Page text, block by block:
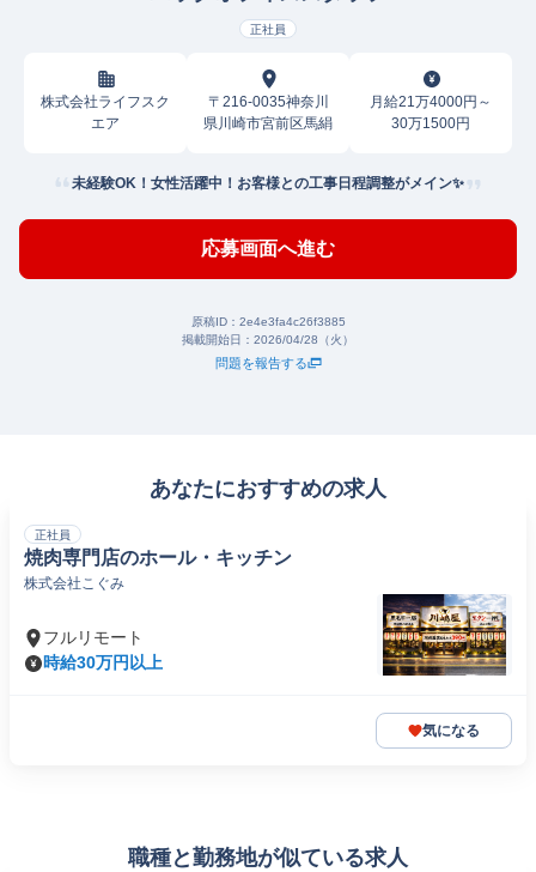
正社員
株式会社ライフスク
エア
〒216-0035神奈川
県川崎市宮前区馬絹
月給21万4000円～
30万1500円
未経験OK！女性活躍中！お客様との工事日程調整がメイン✨
応募画面へ進む
原稿ID： 2e4e3fa4c26f3885
掲載開始日： 2026/04/28（火）
問題を報告する
あなたにおすすめの求人
正社員
焼肉専門店のホール・キッチン
株式会社こぐみ
フルリモート
時給30万円以上
気になる
職種と勤務地が似ている求人